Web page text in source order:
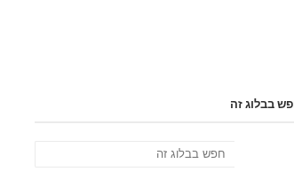
בבלוג זה